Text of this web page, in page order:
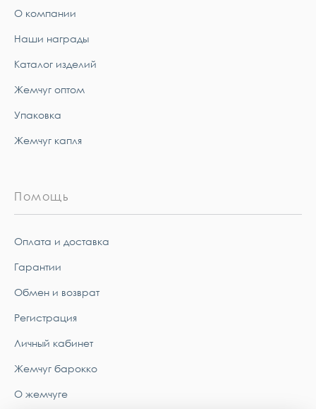
О компании
Наши награды
Каталог изделий
Жемчуг оптом
Упаковка
Жемчуг капля
Помощь
Оплата и доставка
Гарантии
Обмен и возврат
Регистрация
Личный кабинет
Жемчуг барокко
О жемчуге